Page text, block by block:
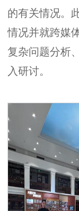
的有关情况。
情况并就跨媒
复杂问题分析
入研讨。